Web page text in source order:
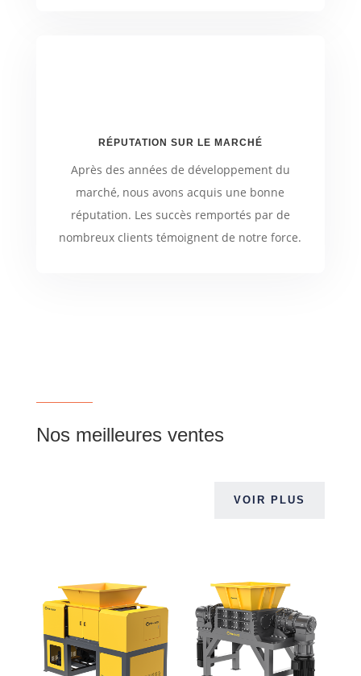
RÉPUTATION SUR LE MARCHÉ
Après des années de développement du
marché, nous avons acquis une bonne
réputation. Les succès remportés par de
nombreux clients témoignent de notre force.
Nos meilleures ventes
VOIR PLUS